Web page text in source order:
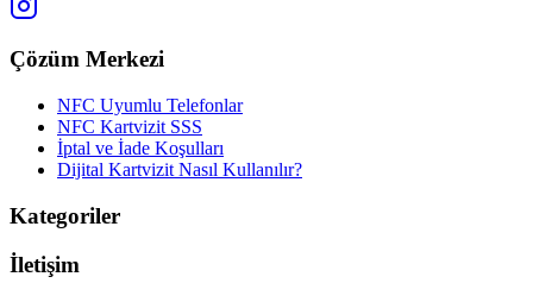
Çözüm Merkezi
NFC Uyumlu Telefonlar
NFC Kartvizit SSS
İptal ve İade Koşulları
Dijital Kartvizit Nasıl Kullanılır?
Kategoriler
İletişim